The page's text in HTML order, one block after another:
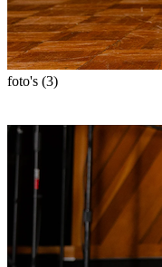
foto's (3)